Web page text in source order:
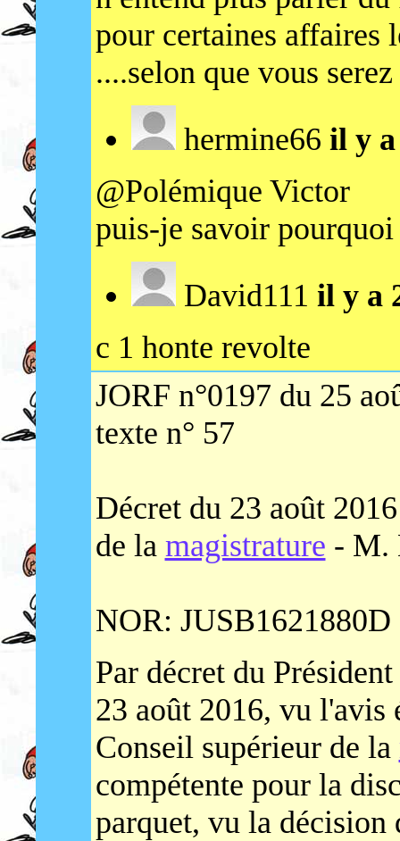
pour certaines affaires
....selon que vous
hermine66 il y
@Polémique Victor
puis-je savoir pourquoi
David111 il y a
c 1 honte revolte
JORF n°0197 du 25
texte n° 57
Décret du 23 août
de la magistrature - M.
NOR:
Par décret du
23 août 2016, vu
Conseil supérieur de la
compétente pour la
parquet, vu la décision